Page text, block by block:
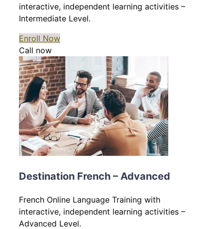
interactive, independent learning activities –
Intermediate Level.
Enroll Now
Call now
Destination French – Advanced
French Online Language Training with
interactive, independent learning activities –
Advanced Level.